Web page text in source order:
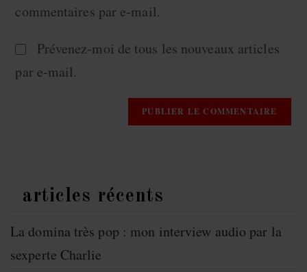
commentaires par e-mail.
Prévenez-moi de tous les nouveaux articles
par e-mail.
articles récents
La domina très pop : mon interview audio par la
sexperte Charlie